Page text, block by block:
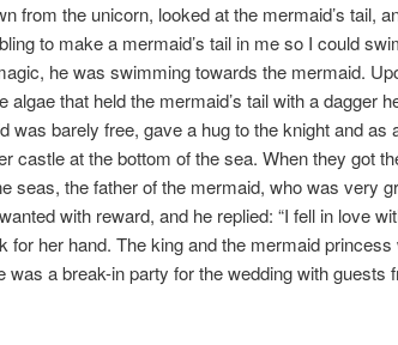
from the unicorn, looked at the mermaid’s tail,
to make a mermaid’s tail in me so I could
he was swimming towards the mermaid.
algae that held the mermaid’s tail with a dagger
was barely free, gave a hug to the knight and as
castle at the bottom of the sea. When they got
seas, the father of the mermaid, who was very
with reward, and he replied: “I fell in love
for her hand. The king and the mermaid princess
was a break-in party for the wedding with guests